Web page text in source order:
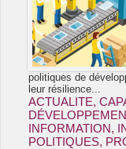
politiques de
leur résilience...
ACTUALITE,
INFORMATION,
POLITIQUES,